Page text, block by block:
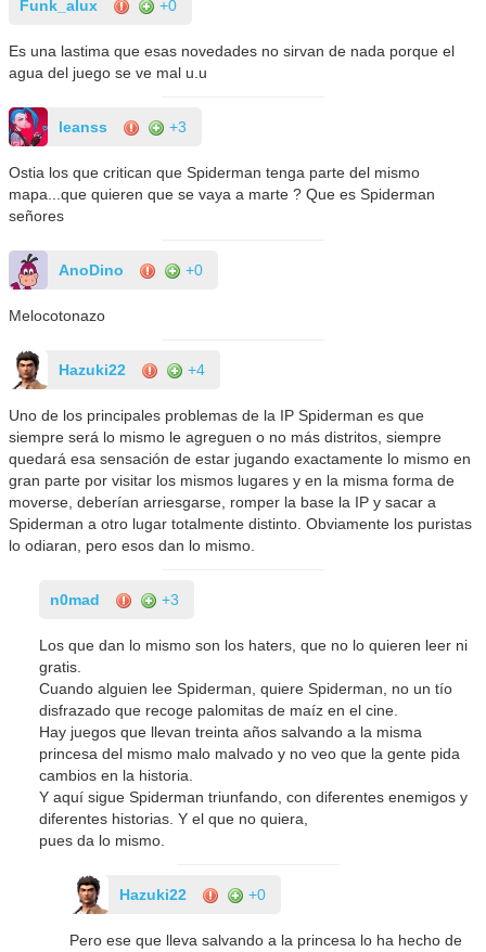
Funk_alux +0
Es una lastima que esas novedades no sirvan de nada porque el
agua del juego se ve mal u.u
leanss +3
Ostia los que critican que Spiderman tenga parte del mismo
mapa...que quieren que se vaya a marte ? Que es Spiderman
señores
AnoDino +0
Melocotonazo
Hazuki22 +4
Uno de los principales problemas de la IP Spiderman es que
siempre será lo mismo le agreguen o no más distritos, siempre
quedará esa sensación de estar jugando exactamente lo mismo en
gran parte por visitar los mismos lugares y en la misma forma de
moverse, deberían arriesgarse, romper la base la IP y sacar a
Spiderman a otro lugar totalmente distinto. Obviamente los puristas
lo odiaran, pero esos dan lo mismo.
n0mad +3
Los que dan lo mismo son los haters, que no lo quieren leer ni
gratis.
Cuando alguien lee Spiderman, quiere Spiderman, no un tío
disfrazado que recoge palomitas de maíz en el cine.
Hay juegos que llevan treinta años salvando a la misma
princesa del mismo malo malvado y no veo que la gente pida
cambios en la historia.
Y aquí sigue Spiderman triunfando, con diferentes enemigos y
diferentes historias. Y el que no quiera,
pues da lo mismo.
Hazuki22 +0
Pero ese que lleva salvando a la princesa lo ha hecho de